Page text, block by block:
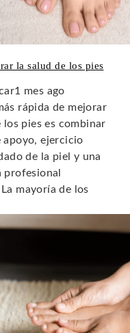
la salud de los pies
1 mes ago
rápida de mejorar
los pies es combinar
apoyo, ejercicio
de la piel y una
profesional
mayoría de los